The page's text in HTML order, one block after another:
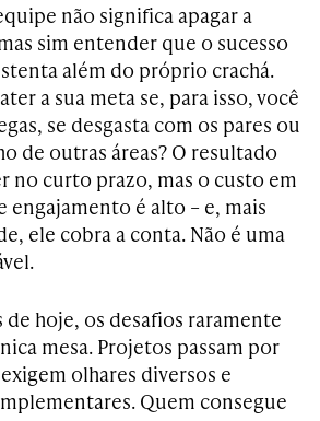
não significa apagar a
sim entender que o sucesso
além do próprio crachá.
a sua meta se, para isso, você
se desgasta com os pares ou
de outras áreas? O resultado
no curto prazo, mas o custo em
engajamento é alto – e, mais
ele cobra a conta. Não é uma
de hoje, os desafios raramente
mesa. Projetos passam por
olhares diversos e
Quem consegue